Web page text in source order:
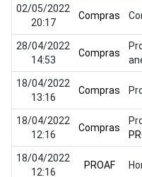
02/05/2022
20:17
Compras
28/04/2022
14:53
Compras
18/04/2022
13:16
Compras
18/04/2022
12:16
Compras
18/04/2022
12:16
PROAF